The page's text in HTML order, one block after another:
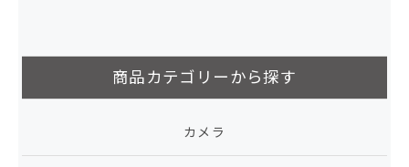
商品カテゴリーから探す
カメラ